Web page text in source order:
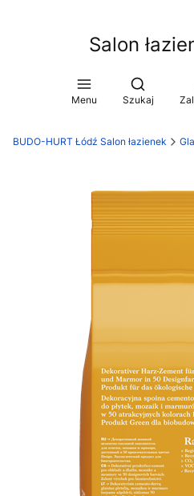
Salon
Menu
Otwórz
Szukaj
BUDO-HURT Łódź Salon łazienek